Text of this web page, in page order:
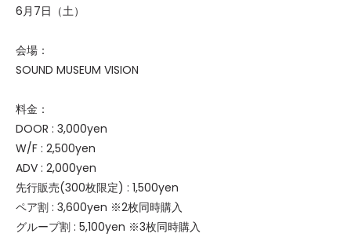
6月7日（土）
会場：
SOUND MUSEUM VISION
料金：
DOOR : 3,000yen
W/F : 2,500yen
ADV : 2,000yen
先行販売(300枚限定) : 1,500yen
ペア割 : 3,600yen ※2枚同時購入
グループ割 : 5,100yen ※3枚同時購入